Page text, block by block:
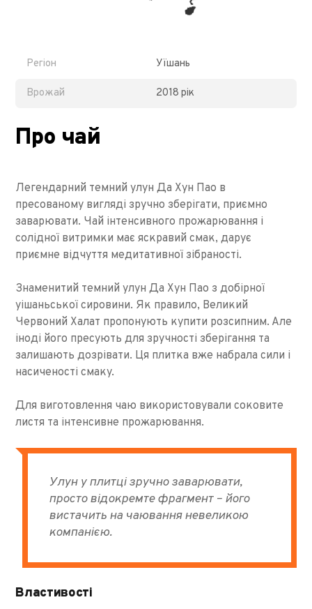
Регіон Уїшань
Врожай 2018 рік
Про чай
Легендарний темний улун Да Хун Пао в
пресованому вигляді зручно зберігати, приємно
заварювати. Чай інтенсивного прожарювання і
солідної витримки має яскравий смак, дарує
приємне відчуття медитативної зібраності.
Знаменитий темний улун Да Хун Пао з добірної
уішаньської сировини. Як правило, Великий
Червоний Халат пропонують купити розсипним. Але
іноді його пресують для зручності зберігання та
залишають дозрівати. Ця плитка вже набрала сили і
насиченості смаку.
Для виготовлення чаю використовували соковите
листя та інтенсивне прожарювання.
Улун у плитці зручно заварювати,
просто відокремте фрагмент – його
вистачить на чаювання невеликою
компанією.
Властивості